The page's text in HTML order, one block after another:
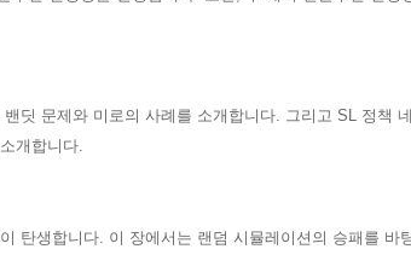
딧 문제와 미로의 사례를 소개합니다. 그리고 SL 정책
개합니다.
탄생합니다. 이 장에서는 랜덤 시뮬레이션의 승패를 바